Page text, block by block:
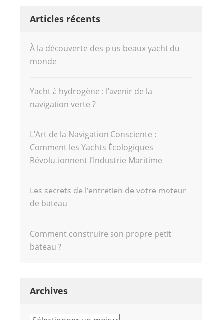
Articles récents
À la découverte des plus beaux yacht du
monde
Yacht à hydrogène : l’avenir de la
navigation verte ?
L’Art de la Navigation Consciente :
Comment les Yachts Écologiques
Révolutionnent l’Industrie Maritime
Les secrets de l’entretien de votre moteur
de bateau
Comment construire son propre petit
bateau ?
Archives